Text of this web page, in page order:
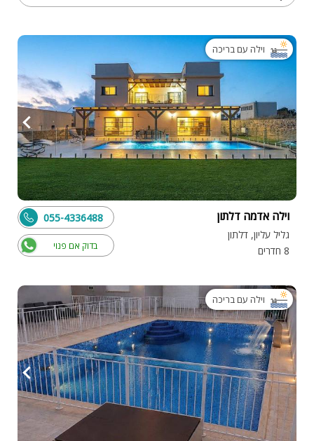
וילה עם בריכה
וילה אדמה דלתון
גליל עליון, דלתון
8 חדרים
בדוק אם פנוי
055-4336488
וילה עם בריכה